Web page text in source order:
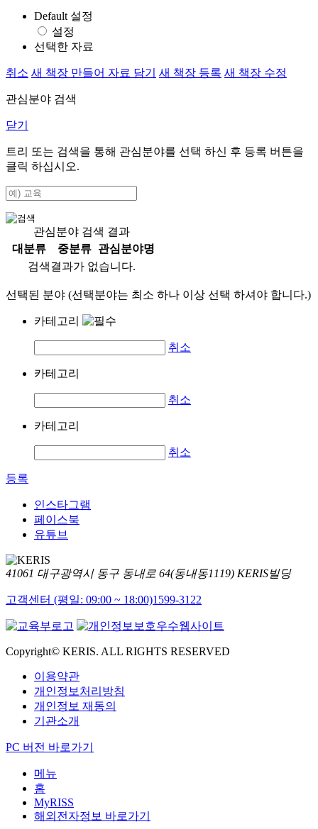
Default 설정
설정
선택한 자료
취소 새 책장 만들어 자료 담기 새 책장 등록 새 책장 수정
관심분야 검색
닫기
트리 또는 검색을 통해 관심분야를 선택 하신 후 등록 버튼을
클릭 하십시오.
관심분야 검색 결과
대분류
중분류
관심분야명
검색결과가 없습니다.
선택된 분야 (선택분야는 최소 하나 이상 선택 하셔야 합니다.)
카테고리
취소
카테고리
취소
카테고리
취소
등록
인스타그램
페이스북
유튜브
41061 대구광역시 동구 동내로 64(동내동1119) KERIS빌딩
고객센터 (평일: 09:00 ~ 18:00)1599-3122
Copyright© KERIS. ALL RIGHTS RESERVED
이용약관
개인정보처리방침
개인정보 재동의
기관소개
PC 버전 바로가기
메뉴
홈
MyRISS
해외전자정보 바로가기